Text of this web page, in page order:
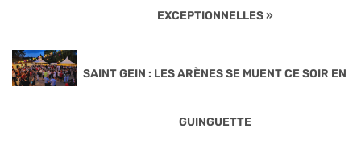
EXCEPTIONNELLES »
SAINT GEIN : LES ARÈNES SE MUENT CE SOIR EN
GUINGUETTE